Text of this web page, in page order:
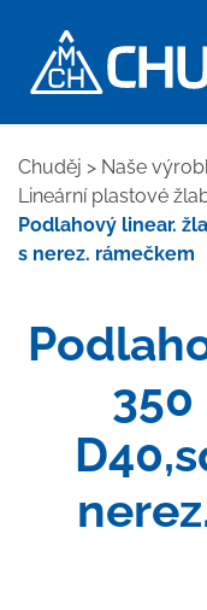
Chuděj > Naše
Lineární plastové
Podlahový linear.
s nerez. rámečkem